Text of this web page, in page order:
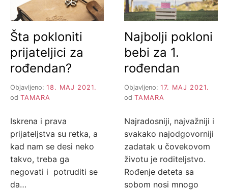
Šta pokloniti
prijateljici za
rođendan?
Objavljeno: 18. MAJ 2021.
od TAMARA
Iskrena i prava
prijateljstva su retka, a
kad nam se desi neko
takvo, treba ga
negovati i potruditi se
da…
Najbolji pokloni
bebi za 1.
rođendan
Objavljeno: 17. MAJ 2021.
od TAMARA
Najradosniji, najvažniji i
svakako najodgovorniji
zadatak u čovekovom
životu je roditeljstvo.
Rođenje deteta sa
sobom nosi mnogo